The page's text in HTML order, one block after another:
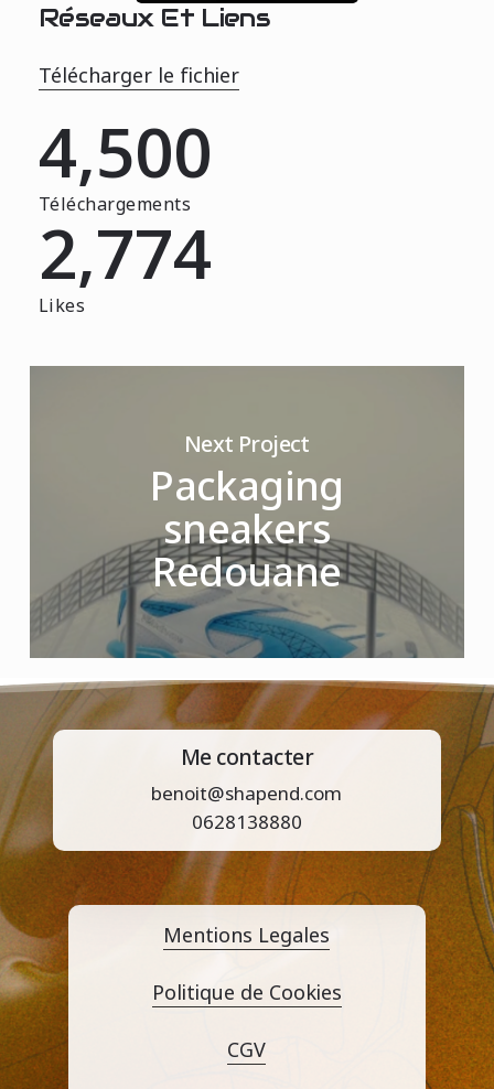
Réseaux Et Liens
Télécharger le fichier
4,500
Téléchargements
2,774
Likes
Next Project
Packaging
sneakers
Redouane
Me contacter
benoit@shapend.com
0628138880
Mentions Legales
Politique de Cookies
CGV